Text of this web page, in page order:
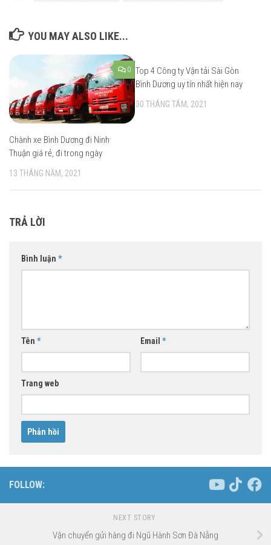
YOU MAY ALSO LIKE...
0
Chành xe Bình Dương đi Ninh
Thuận giá rẻ, đi trong ngày
13 THÁNG NĂM, 2021
Top 4 Công ty Vận tải Sài Gòn
Bình Dương uy tín nhất hiện nay
30 THÁNG TÁM, 2021
TRẢ LỜI
Bình luận *
Tên * Email *
Trang web
FOLLOW:
NEXT STORY
Vận chuyển gửi hàng đi Ngũ Hành Sơn Đà Nẵng